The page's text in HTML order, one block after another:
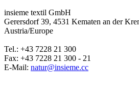
insieme textil GmbH
Gerersdorf 39, 4531 Kematen an der
Austria/Europe
Tel.: +43 7228 21 300
Fax: +43 7228 21 300 - 21
E-Mail: natur@insieme.cc